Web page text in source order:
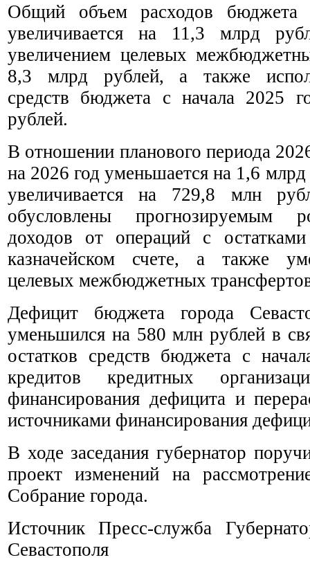
Общий объем расходов
увеличивается на 11,3 млрд
увеличением целевых
8,3 млрд рублей, а также
средств бюджета с начала 2025
рублей.
В отношении планового периода
на 2026 год уменьшается на 1,6
увеличивается на 729,8 млн
обусловлены прогнозируемым
доходов от операций с
казначейском счете, а также
целевых межбюджетных
Дефицит бюджета города
уменьшился на 580 млн рублей в
остатков средств бюджета с
кредитов кредитных
финансирования дефицита и
источниками финансирования
В ходе заседания губернатор
проект изменений на
Собрание города.
Источник Пресс-служба
Севастополя